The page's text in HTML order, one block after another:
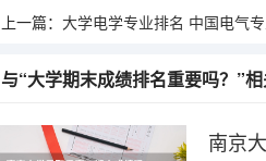
上一篇： 大学电学专业排名 中国电气专业
与“大学期末成绩排名重要吗？”
南京